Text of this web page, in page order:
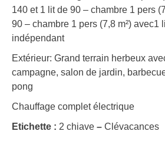
140 et 1 lit de 90 – chambre 1 pers
90 – chambre 1 pers (7,8 m²) avec1
indépendant
Extérieur: Grand terrain herbeux
campagne, salon de jardin,
pong
Chauffage complet électrique
Etichette : 2 chiave – Clévacances